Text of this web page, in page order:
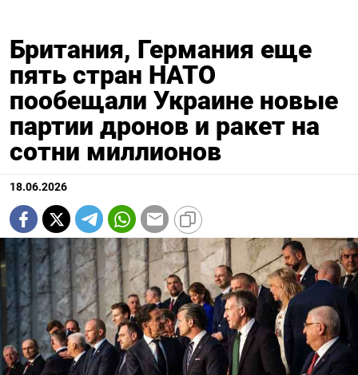
Британия, Германия еще
пять стран НАТО
пообещали Украине новые
партии дронов и ракет на
сотни миллионов
18.06.2026